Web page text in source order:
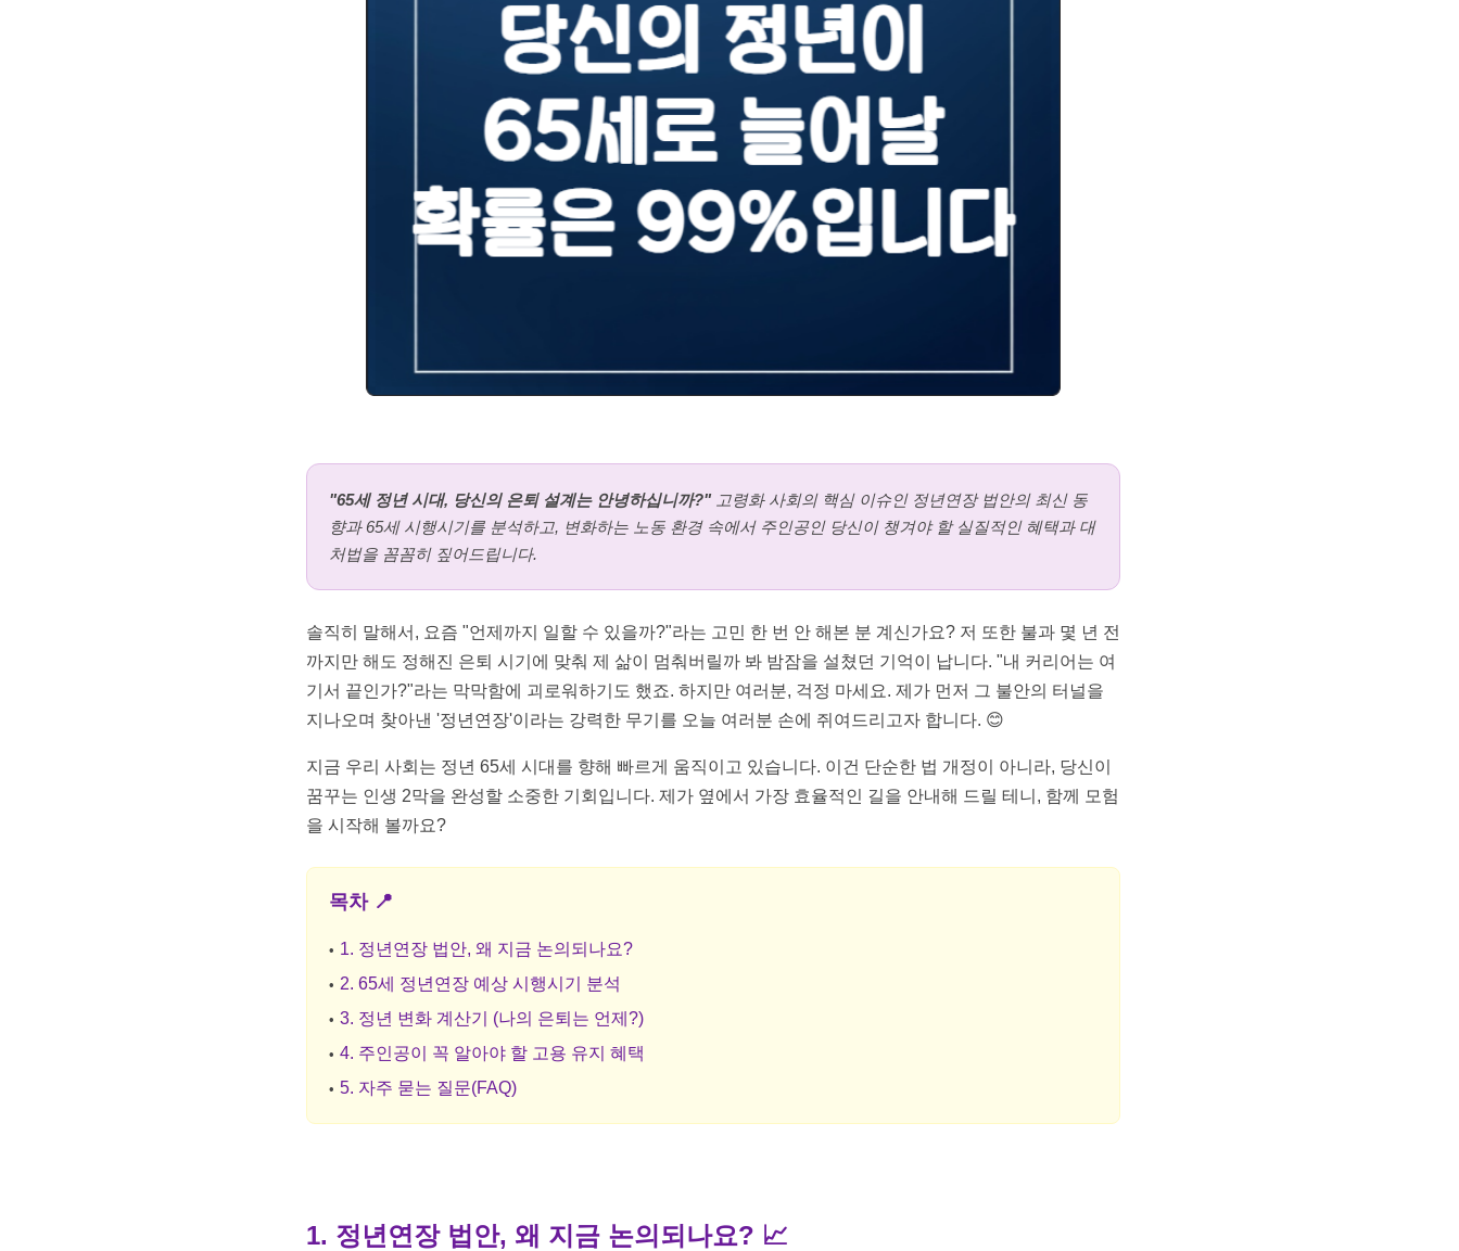
"65세 정년 시대, 당신의 은퇴 설계는 안녕하십니까?"고령화 사회의 핵심 이슈인 정년연장 법안의 최신 동
향과 65세 시행시기를 분석하고, 변화하는 노동 환경 속에서 주인공인 당신이 챙겨야 할 실질적인 혜택과 대
처법을 꼼꼼히 짚어드립니다.
솔직히 말해서, 요즘 "언제까지 일할 수 있을까?"라는 고민 한 번 안 해본 분 계신가요? 저 또한 불과 몇 년 전
까지만 해도 정해진 은퇴 시기에 맞춰 제 삶이 멈춰버릴까 봐 밤잠을 설쳤던 기억이 납니다. "내 커리어는 여
기서 끝인가?"라는 막막함에 괴로워하기도 했죠. 하지만 여러분, 걱정 마세요. 제가 먼저 그 불안의 터널을
지나오며 찾아낸 '정년연장'이라는 강력한 무기를 오늘 여러분 손에 쥐여드리고자 합니다. 😊
지금 우리 사회는 정년 65세 시대를 향해 빠르게 움직이고 있습니다. 이건 단순한 법 개정이 아니라, 당신이
꿈꾸는 인생 2막을 완성할 소중한 기회입니다. 제가 옆에서 가장 효율적인 길을 안내해 드릴 테니, 함께 모험
을 시작해 볼까요?
목차 📍
1. 정년연장 법안, 왜 지금 논의되나요?
2. 65세 정년연장 예상 시행시기 분석
3. 정년 변화 계산기 (나의 은퇴는 언제?)
4. 주인공이 꼭 알아야 할 고용 유지 혜택
5. 자주 묻는 질문(FAQ)
1. 정년연장 법안, 왜 지금 논의되나요? 📈